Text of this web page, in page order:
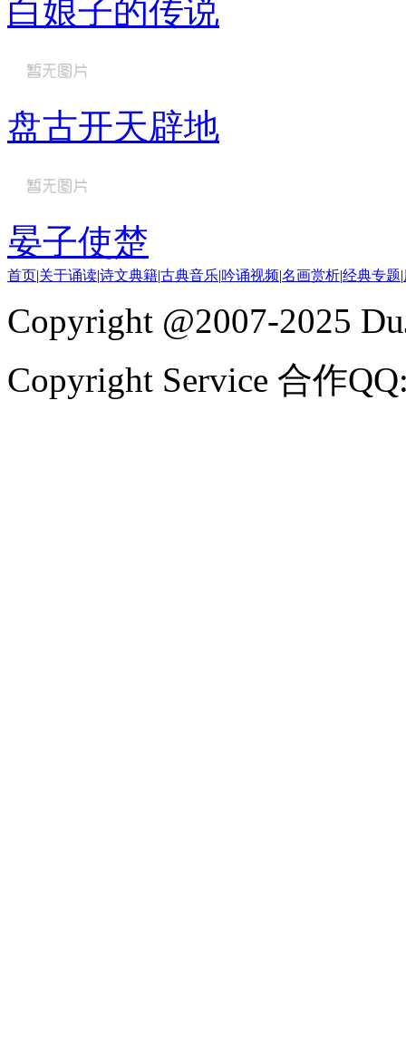
白娘子的传说
盘古开天辟地
晏子使楚
首页|关于诵读|诗文典籍|古典音乐|吟诵视频|名画赏析|经典专题|
Copyright @2007-2025
Copyright Service 合作